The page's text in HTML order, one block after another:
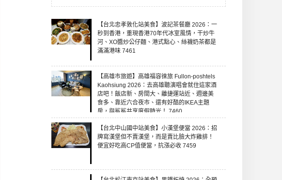
【台北忠孝敦化站美食】波記茶餐廳 2026：一
秒到香港，重現香港70年代冰室風情，干炒牛
河、XO醬炒公仔麵、港式點心、絲襪奶茶都是
滿滿港味 7461
【高雄市旅遊】高雄福容徠旅 Fullon-poshtels
Kaohsiung 2026：去高雄聽演唱會就住這家酒
店吧！飯店新、房間大、離捷運站近、週邊美
食多、靠近六合夜市、還有好酷的IKEA主題
房，與鯊鯊共享度假時光！ 7460
【台北中山國中站美食】小漢堡便當 2026：招
牌寫漢堡但不賣漢堡，而是賣比臉大炸雞排！
便宜好吃高CP值便當，抗漲必收 7459